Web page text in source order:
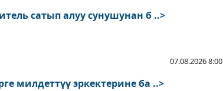
сатып алуу сунушунан б ..>
07.08.2026 8:00
милдеттүү эркектерине ба ..>